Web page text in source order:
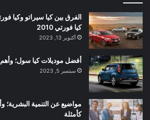
كيا فورتي 2010
أكتوبر 13, 2023
أفضل موديلات كيا سول؛ وأهم 3 موديلات منهم
سبتمبر 5, 2023
كأمثلة